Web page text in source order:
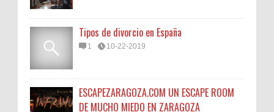
Tipos de divorcio en España
1 10-22-2019
ESCAPEZARAGOZA.COM UN ESCAPE ROOM
DE MUCHO MIEDO EN ZARAGOZA